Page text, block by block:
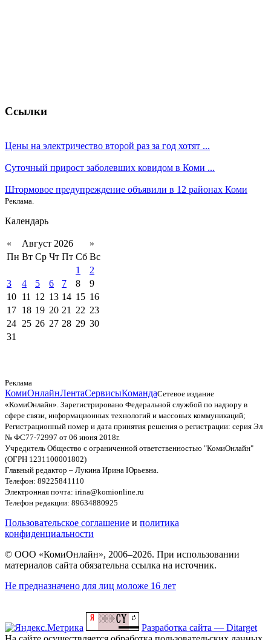
Ссылки
Цены на электричество второй раз за год хотят ...
Суточный прирост заболевших ковидом в Коми ...
Штормовое предупреждение объявили в 12 районах Коми
Реклама.
Календарь
« Август 2026
»
Пн Вт Ср Чт Пт Сб Вс
1
2
3
4 5 6 7 8
9
10 11 12 13 14 15 16
17 18 19 20 21 22 23
24 25 26 27 28 29 30
31
Реклама
КомиОнлайнЛентаСервисыКомандаСетевое издание
«КомиОнлайн». Зарегистрировано Федеральной службой по надзору в
сфере связи, информационных технологий и массовых коммуникаций;
Регистрационный номер и дата принятия решения о регистрации: серия Эл
№ ФС77-72997 от 06 июня 2018г.
Учредитель Общество с ограниченной ответственностью "КомиОнлайн"
(ОГРН 1231100001802)
Главный редактор – Лукина Ирина Юрьевна.
Телефон: 89225841110
Электронная почта: irina@komionline.ru
Телефон редакции: 89634880925
Пользовательское соглашение и политика
конфиденциальности
© ООО «КомиОнлайн», 2006–2026. При использовании
материалов сайта обязательна ссылка на источник.
Не предназначено для лиц моложе 16 лет
Разработка сайта — Ditarget